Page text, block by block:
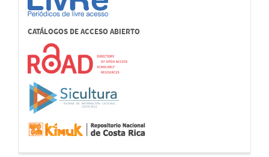
CATÁLOGOS DE ACCESO ABIERTO